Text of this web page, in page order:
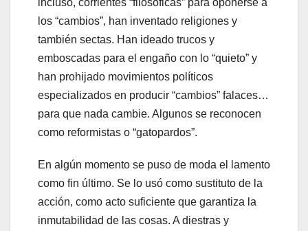
incluso, corrientes “filosóficas” para oponerse a
los “cambios”, han inventado religiones y
también sectas. Han ideado trucos y
emboscadas para el engaño con lo “quieto” y
han prohijado movimientos políticos
especializados en producir “cambios” falaces…
para que nada cambie. Algunos se reconocen
como reformistas o “gatopardos”.
En algún momento se puso de moda el lamento
como fin último. Se lo usó como sustituto de la
acción, como acto suficiente que garantiza la
inmutabilidad de las cosas. A diestras y